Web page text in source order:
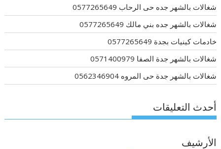
شغالات بالشهر جده حى الرحاب 0577265649
شغالات بالشهر جده بني مالك 0577265649
خادمات كينيات بجدة 0577265649
شغالات بالشهر جدة الصفا 0571400979
شغالات بالشهر جدة حى المروه 0562346904
أحدث التعليقات
الأرشيف